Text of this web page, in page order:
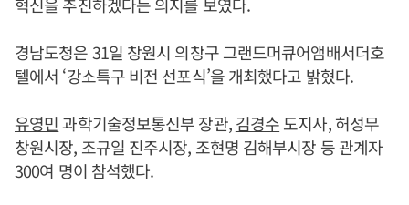
경남도청은 31일 창원시 의창구 그랜드머큐어앰배서더호
텔에서 ‘강소특구 비전 선포식’을 개최했다고 밝혔다.
유영민 과학기술정보통신부 장관,김경수도지사, 허성무
창원시장, 조규일 진주시장, 조현명 김해부시장 등 관계자
300여 명이 참석했다.